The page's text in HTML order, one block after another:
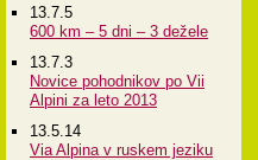
13.7.5
600 km – 5 dni – 3 dežele
13.7.3
Novice pohodnikov po Vii
Alpini za leto 2013
13.5.14
Via Alpina v ruskem jeziku